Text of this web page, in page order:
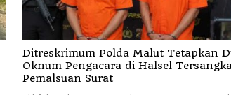
Ditreskrimum Polda Malut Tetapkan
Oknum Pengacara di Halsel
Pemalsuan Surat